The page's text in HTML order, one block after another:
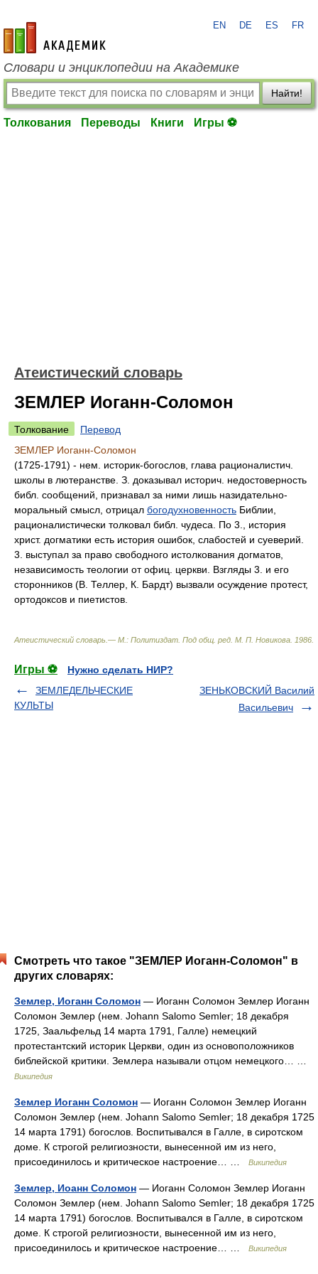
academic.ru
EN DE ES FR
Словари и энциклопедии на Академике
Найти!
Толкования Переводы Книги Игры ⚽
Атеистический словарь
ЗЕМЛЕР Иоганн-Соломон
Толкование
Перевод
ЗЕМЛЕР Иоганн-Соломон
(1725-1791) - нем. историк-богослов, глава рационалистич.
школы в лютеранстве. З. доказывал историч. недостоверность
библ. сообщений, признавал за ними лишь назидательно-
моральный смысл, отрицал богодухновенность Библии,
рационалистически толковал библ. чудеса. По 3., история
христ. догматики есть история ошибок, слабостей и суеверий.
3. выступал за право свободного истолкования догматов,
независимость теологии от офиц. церкви. Взгляды 3. и его
сторонников (В. Теллер, К. Бардт) вызвали осуждение протест,
ортодоксов и пиетистов.
Атеистический словарь.— М.: Политиздат Под общ. ред. М. П. Новикова 1986
Игры ⚽
Нужно сделать НИР?
ЗЕМЛЕДЕЛЬЧЕСКИЕ
КУЛЬТЫ
ЗЕНЬКОВСКИЙ Василий
Васильевич
Смотреть что такое "ЗЕМЛЕР Иоганн-Соломон" в
других словарях:
Землер, Иоганн Соломон — Иоганн Соломон Землер Иоганн
Соломон Землер (нем. Johann Salomo Semler; 18 декабря
1725, Заальфельд 14 марта 1791, Галле) немецкий
протестантский историк Церкви, один из основоположников
библейской критики. Землера называли отцом немецкого… …
Википедия
Землер Иоганн Соломон — Иоганн Соломон Землер Иоганн
Соломон Землер (нем. Johann Salomo Semler; 18 декабря 1725
14 марта 1791) богослов. Воспитывался в Галле, в сиротском
доме. К строгой религиозности, вынесенной им из него,
присоединилось и критическое настроение… …
Википедия
Землер, Иоанн Соломон — Иоганн Соломон Землер Иоганн
Соломон Землер (нем. Johann Salomo Semler; 18 декабря 1725
14 марта 1791) богослов. Воспитывался в Галле, в сиротском
доме. К строгой религиозности, вынесенной им из него,
присоединилось и критическое настроение… …
Википедия